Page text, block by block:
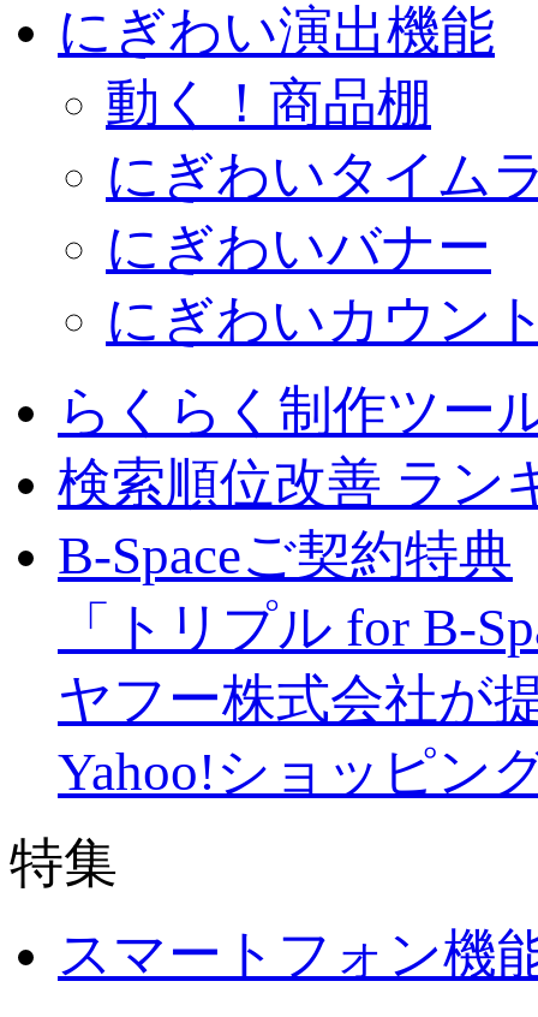
にぎわい演出機能
動く！商品棚
にぎわいタイム
にぎわいバナー
にぎわいカウン
らくらく制作ツー
検索順位改善 ラン
B-Spaceご契約特典
「トリプル for B-
ヤフー株式会社が
Yahoo!ショッピン
特集
スマートフォン機